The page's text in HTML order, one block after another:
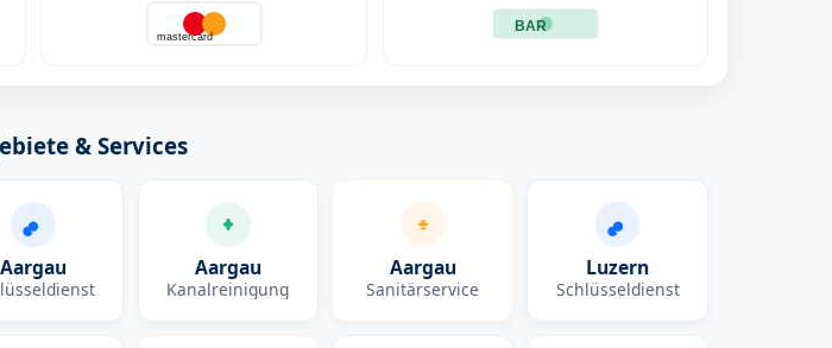
mastercard
BAR
& Services
Aargau Aargau
Kanalreinigung
Aargau
Sanitärservice
Luzern
Schlüsseldienst